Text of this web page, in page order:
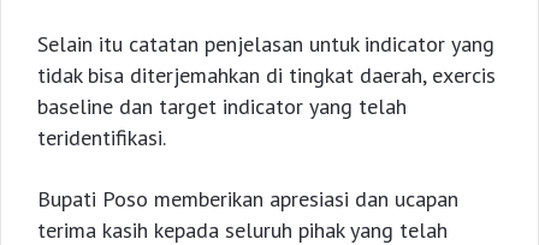
Selain itu catatan penjelasan untuk indicator yang
tidak bisa diterjemahkan di tingkat daerah, exercis
baseline dan target indicator yang telah
teridentifikasi.
Bupati Poso memberikan apresiasi dan ucapan
terima kasih kepada seluruh pihak yang telah